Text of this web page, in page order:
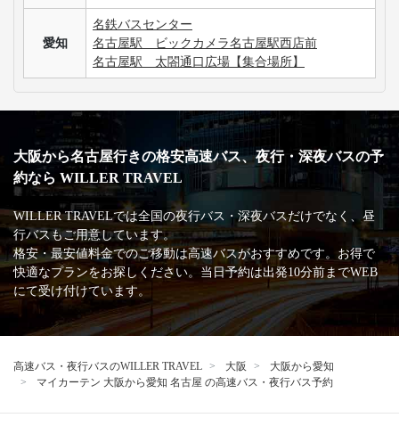
愛知
名鉄バスセンター
名古屋駅 ビックカメラ名古屋駅西店前
名古屋駅 太閤通口広場【集合場所】
大阪から名古屋行きの格安高速バス、夜行・深夜バスの予
約なら WILLER TRAVEL
WILLER TRAVELでは全国の夜行バス・深夜バスだけでなく、昼
行バスもご用意しています。
格安・最安値料金でのご移動は高速バスがおすすめです。お得で
快適なプランをお探しください。当日予約は出発10分前までWEB
にて受け付けています。
高速バス・夜行バスのWILLER TRAVEL 大阪
大阪から愛知
マイカーテン 大阪から愛知 名古屋 の高速バス・夜行バス予約